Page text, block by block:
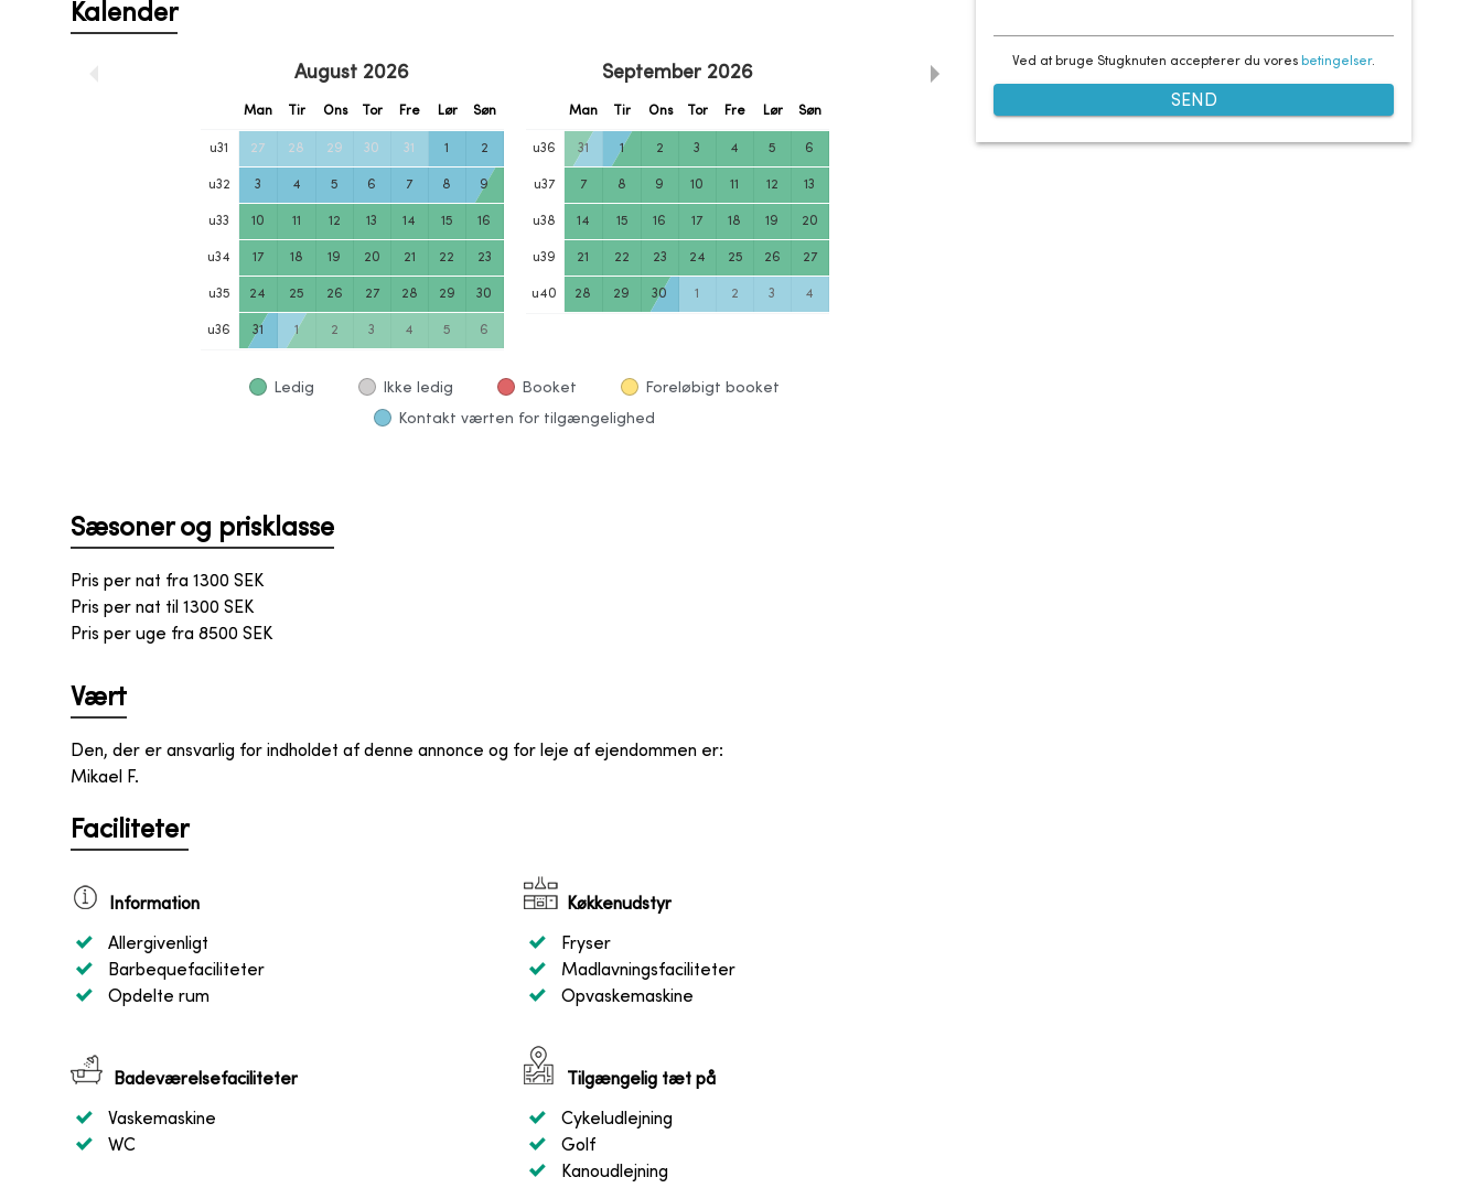
Kalender
August 2026
Man Tir Ons Tor Fre Lør Søn
u31 27 28 29 30 31 1 2
u32 3 4 5 6 7 8 9
u33 10 11 12 13 14 15 16
u34 17 18 19 20 21 22 23
u35 24 25 26 27 28 29 30
u36 31 1 2 3 4 5 6
September 2026
Man Tir Ons Tor Fre Lør Søn
u36 31 1 2 3 4 5 6
u37 7 8 9 10 11 12 13
u38 14 15 16 17 18 19 20
u39 21 22 23 24 25 26 27
u40 28 29 30 1 2 3 4
Ledig Ikke ledig Booket Foreløbigt booket
Kontakt værten for tilgængelighed
Sæsoner og prisklasse
Pris per nat fra 1300 SEK
Pris per nat til 1300 SEK
Pris per uge fra 8500 SEK
Vært
Den, der er ansvarlig for indholdet af denne annonce og for leje af ejendommen er:
Mikael F.
Faciliteter
Information
Allergivenligt
Barbequefaciliteter
Opdelte rum
Køkkenudstyr
Fryser
Madlavningsfaciliteter
Opvaskemaskine
Badeværelsefaciliteter
Vaskemaskine
WC
Tilgængelig tæt på
Cykeludlejning
Golf
Kanoudlejning
Ved at bruge Stugknuten accepterer du vores betingelser.
SEND